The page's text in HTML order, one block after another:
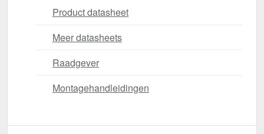
Product datasheet
Meer datasheets
Raadgever
Montagehandleidingen